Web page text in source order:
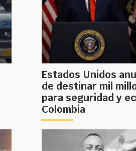
Estados Unidos
de destinar mil
para seguridad y
Colombia